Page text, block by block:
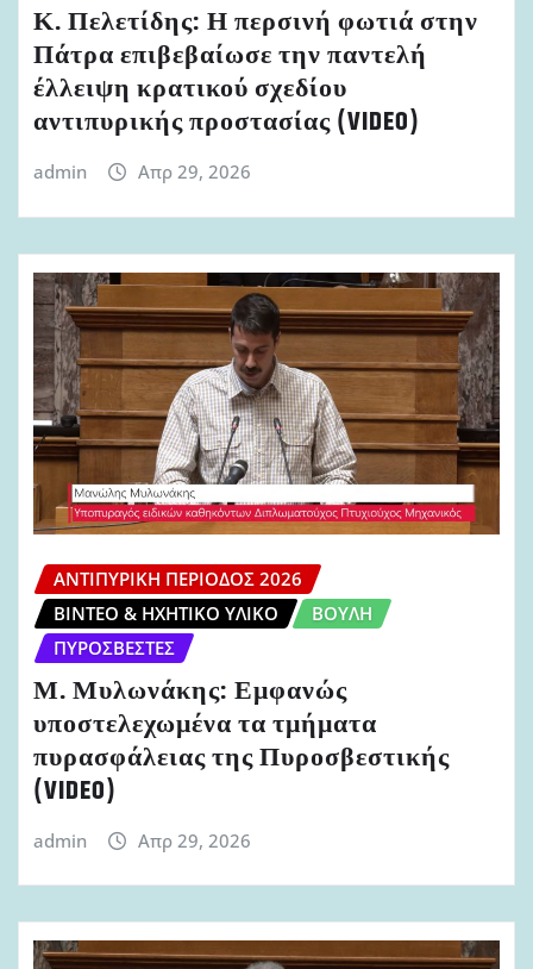
Κ. Πελετίδης: Η περσινή φωτιά στην
Πάτρα επιβεβαίωσε την παντελή
έλλειψη κρατικού σχεδίου
αντιπυρικής προστασίας (VIDEO)
admin Απρ 29, 2026
ΑΝΤΙΠΥΡΙΚΉ ΠΕΡΊΟΔΟΣ 2026
ΒΊΝΤΕΟ & ΗΧΗΤΙΚΌ ΥΛΙΚΌ
ΒΟΥΛΉ
ΠΥΡΟΣΒΈΣΤΕΣ
Μ. Μυλωνάκης: Εμφανώς
υποστελεχωμένα τα τμήματα
πυρασφάλειας της Πυροσβεστικής
(VIDEO)
admin Απρ 29, 2026